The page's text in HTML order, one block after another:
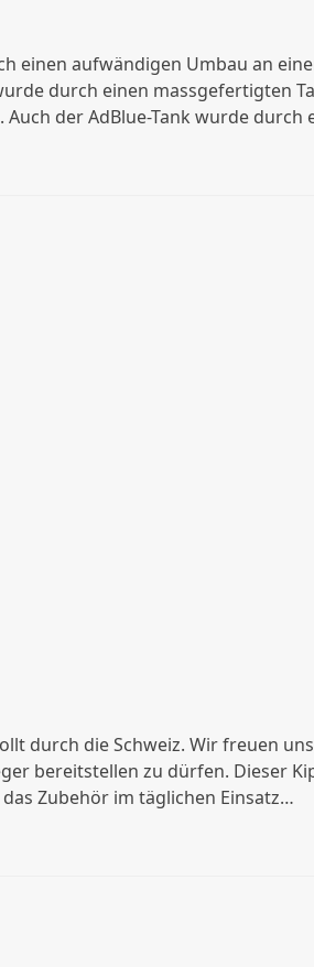
einen aufwändigen Umbau an
durch einen massgefertigten
der AdBlue-Tank wurde durch
durch die Schweiz. Wir freuen
bereitstellen zu dürfen. Dieser
Zubehör im täglichen Einsatz…